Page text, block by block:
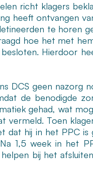
richt klagers
heeft ontvangen
te horen
hoe het met
Hierdoor
DCS geen nazorg
de benodigde
gehad, wat
vermeld. Toen
dat hij in het PPC
1,5 week in het
bij het